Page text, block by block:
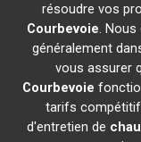
résoudre vos
Courbevoie. Nous
généralement
vous assurer
Courbevoie
tarifs
d'entretien de